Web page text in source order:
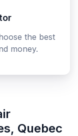
the best
money.
, Quebec